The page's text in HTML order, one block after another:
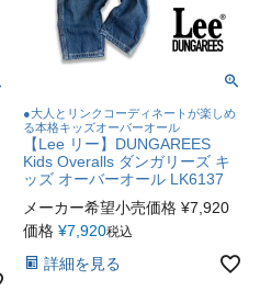
●大人とリンクコーディネートが楽しめ
る本格キッズオーバーオール
【Lee リー】DUNGAREES
Kids Overalls ダンガリーズ キ
ッズ オーバーオール LK6137
メーカー希望小売価格 ¥7,920
価格 ¥7,920税込
詳細を見る